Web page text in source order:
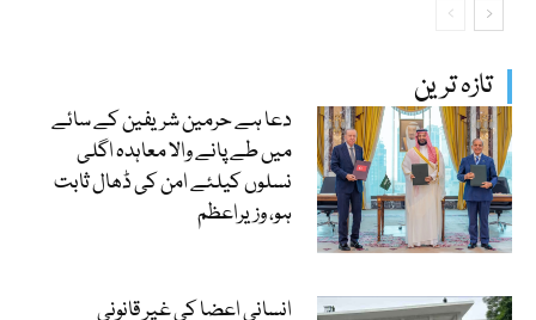
تازہ ترین
دعا ہے حرمین شریفین کے سائے
میں طے پانے والا معاہدہ اگلی
نسلوں کیلئے امن کی ڈھال ثابت
ہو، وزیراعظم
انسانی اعضا کی غیر قانونی